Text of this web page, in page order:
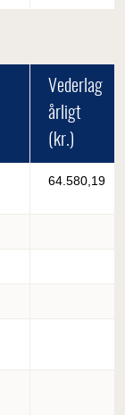
Vederlag
årligt
(kr.)
64.580,19